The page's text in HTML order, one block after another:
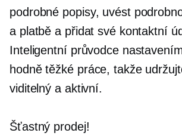
podrobné popisy, uvést
a platbě a přidat své kontaktní
Inteligentní průvodce
hodně těžké práce, takže
viditelný a aktivní.
Šťastný prodej!